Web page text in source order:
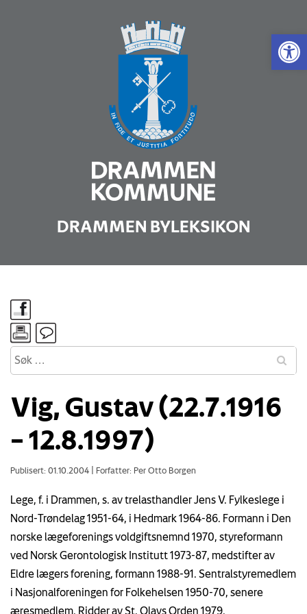
Vis
DRAMMEN BYLEKSIKON
Vig, Gustav (22.7.1916
– 12.8.1997)
Publisert: 01.10.2004 Forfatter: Per Otto Borgen
Lege, f. i Drammen, s. av trelasthandler Jens V. Fylkeslege i
Nord-Trøndelag 1951-64, i Hedmark 1964-86. Formann i Den
norske lægeforenings voldgiftsnemnd 1970, styreformann
ved Norsk Gerontologisk Institutt 1973-87, medstifter av
Eldre lægers forening, formann 1988-91. Sentralstyremedlem
i Nasjonalforeningen for Folkehelsen 1950-70, senere
æresmedlem. Ridder av St. Olavs Orden 1979.